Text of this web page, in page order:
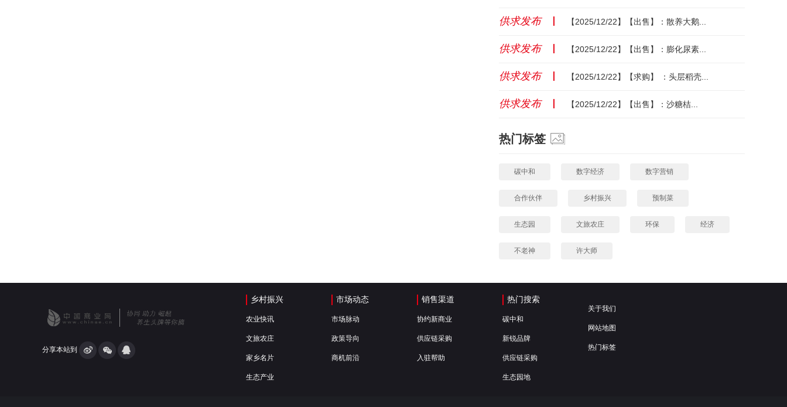
供求发布 【2025/12/22】【出售】：散养大鹅...
供求发布 【2025/12/22】【出售】：膨化尿素...
供求发布 【2025/12/22】【求购】 ：头层稻壳...
供求发布 【2025/12/22】【出售】：沙糖桔...
热门标签
碳中和 数字经济 数字营销
合作伙伴 乡村振兴 预制菜
生态园 文旅农庄 环保 经济
不老神 许大师
分享本站到
乡村振兴
农业快讯
文旅农庄
家乡名片
生态产业
市场动态
市场脉动
政策导向
商机前沿
销售渠道
协约新商业
供应链采购
入驻帮助
热门搜索
碳中和
新锐品牌
供应链采购
生态园地
关于我们
网站地图
热门标签